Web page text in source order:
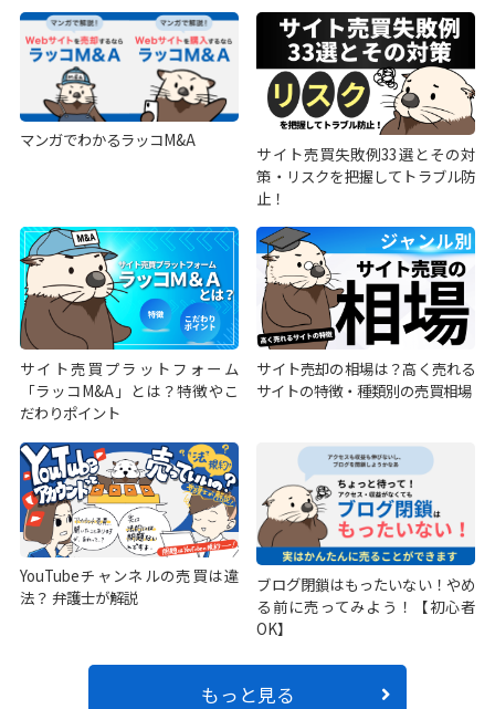
マンガでわかるラッコM&A
サイト売買失敗例33選とその対
策・リスクを把握してトラブル防
止！
サイト売買プラットフォーム
「ラッコM&A」とは？特徴やこ
だわりポイント
サイト売却の相場は？高く売れる
サイトの特徴・種類別の売買相場
YouTubeチャンネルの売買は違
法？ 弁護士が解説
ブログ閉鎖はもったいない！やめ
る前に売ってみよう！【初心者
OK】
もっと見る